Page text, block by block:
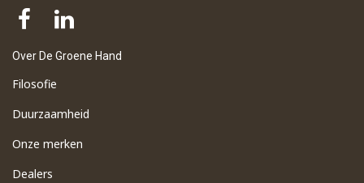
Over De Groene Hand
Filosofie
Duurzaamheid
Onze merken
Dealers